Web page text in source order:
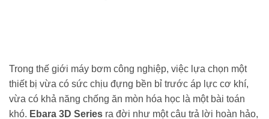
Trong thế giới máy bơm công nghiệp, việc lựa chọn một
thiết bị vừa có sức chịu đựng bền bỉ trước áp lực cơ khí,
vừa có khả năng chống ăn mòn hóa học là một bài toán
khó. Ebara 3D Series ra đời như một câu trả lời hoàn hảo,